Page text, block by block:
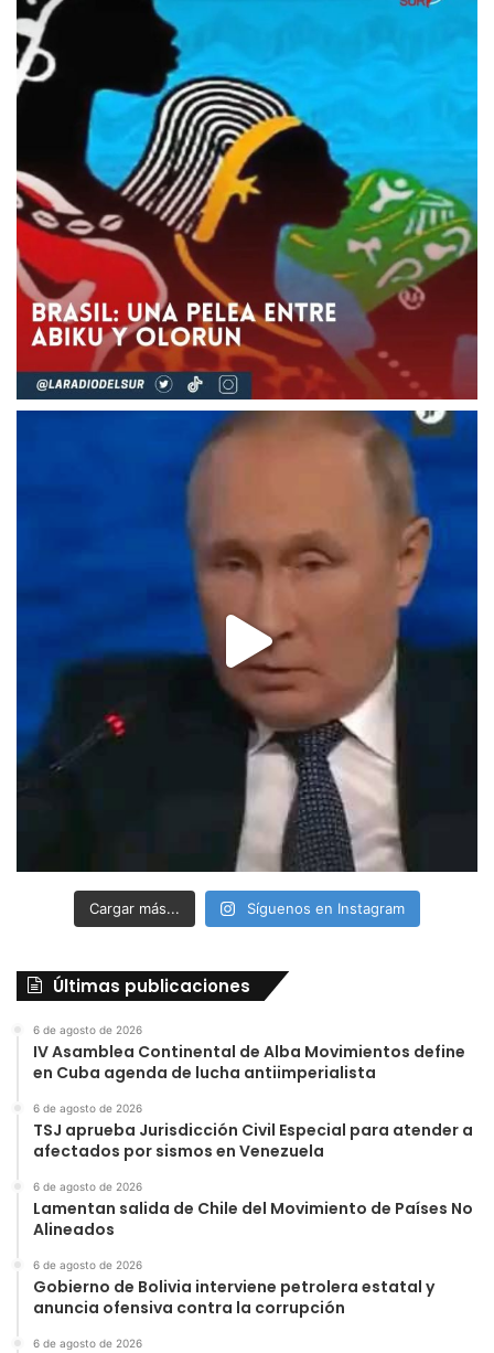
Cargar más... Síguenos en Instagram
Últimas publicaciones
6 de agosto de 2026
IV Asamblea Continental de Alba Movimientos define
en Cuba agenda de lucha antiimperialista
6 de agosto de 2026
TSJ aprueba Jurisdicción Civil Especial para atender a
afectados por sismos en Venezuela
6 de agosto de 2026
Lamentan salida de Chile del Movimiento de Países No
Alineados
6 de agosto de 2026
Gobierno de Bolivia interviene petrolera estatal y
anuncia ofensiva contra la corrupción
6 de agosto de 2026